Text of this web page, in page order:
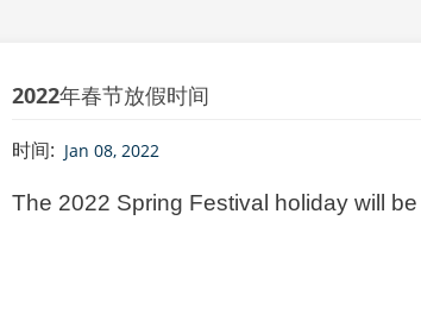
2022年春节放假时间
时间: Jan 08, 2022
The 2022 Spring Festival holiday will